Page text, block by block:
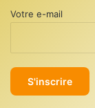
Votre e-mail